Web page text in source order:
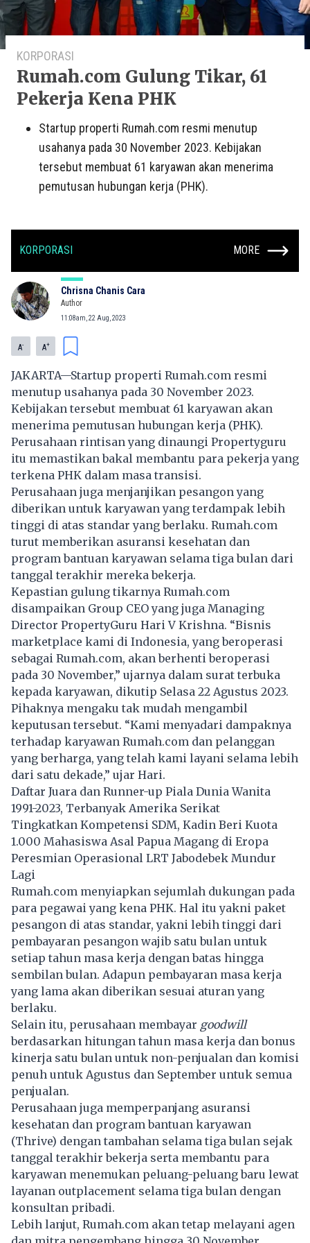
KORPORASI
Rumah.com Gulung Tikar, 61
Pekerja Kena PHK
Startup properti Rumah.com resmi menutup
usahanya pada 30 November 2023. Kebijakan
tersebut membuat 61 karyawan akan menerima
pemutusan hubungan kerja (PHK).
KORPORASI MORE
Chrisna Chanis Cara
Author
11:08am, 22 Aug, 2023
A- A+
JAKARTA—Startup properti Rumah.com resmi
menutup usahanya pada 30 November 2023.
Kebijakan tersebut membuat 61 karyawan akan
menerima pemutusan hubungan kerja (PHK).
Perusahaan rintisan yang dinaungi Propertyguru
itu memastikan bakal membantu para pekerja yang
terkena PHK dalam masa transisi.
Perusahaan juga menjanjikan pesangon yang
diberikan untuk karyawan yang terdampak lebih
tinggi di atas standar yang berlaku. Rumah.com
turut memberikan asuransi kesehatan dan
program bantuan karyawan selama tiga bulan dari
tanggal terakhir mereka bekerja.
Kepastian gulung tikarnya Rumah.com
disampaikan Group CEO yang juga Managing
Director PropertyGuru Hari V Krishna. “Bisnis
marketplace kami di Indonesia, yang beroperasi
sebagai Rumah.com, akan berhenti beroperasi
pada 30 November,” ujarnya dalam surat terbuka
kepada karyawan, dikutip Selasa 22 Agustus 2023.
Pihaknya mengaku tak mudah mengambil
keputusan tersebut. “Kami menyadari dampaknya
terhadap karyawan Rumah.com dan pelanggan
yang berharga, yang telah kami layani selama lebih
dari satu dekade,” ujar Hari.
Daftar Juara dan Runner-up Piala Dunia Wanita
1991-2023, Terbanyak Amerika Serikat
Tingkatkan Kompetensi SDM, Kadin Beri Kuota
1.000 Mahasiswa Asal Papua Magang di Eropa
Peresmian Operasional LRT Jabodebek Mundur
Lagi
Rumah.com menyiapkan sejumlah dukungan pada
para pegawai yang kena PHK. Hal itu yakni paket
pesangon di atas standar, yakni lebih tinggi dari
pembayaran pesangon wajib satu bulan untuk
setiap tahun masa kerja dengan batas hingga
sembilan bulan. Adapun pembayaran masa kerja
yang lama akan diberikan sesuai aturan yang
berlaku.
Selain itu, perusahaan membayar goodwill
berdasarkan hitungan tahun masa kerja dan bonus
kinerja satu bulan untuk non-penjualan dan komisi
penuh untuk Agustus dan September untuk semua
penjualan.
Perusahaan juga memperpanjang asuransi
kesehatan dan program bantuan karyawan
(Thrive) dengan tambahan selama tiga bulan sejak
tanggal terakhir bekerja serta membantu para
karyawan menemukan peluang-peluang baru lewat
layanan outplacement selama tiga bulan dengan
konsultan pribadi.
Lebih lanjut, Rumah.com akan tetap melayani agen